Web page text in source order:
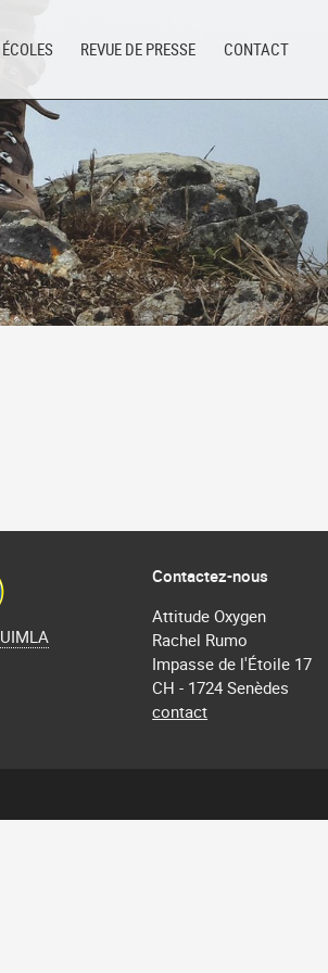
ÉCOLES REVUE DE PRESSE CONTACT
UIMLA
Contactez-nous
Attitude Oxygen
Rachel Rumo
Impasse de l'Étoile 17
CH - 1724 Senèdes
contact